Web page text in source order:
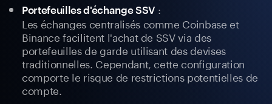
Portefeuilles d'échange SSV :
Les échanges centralisés comme Coinbase et
Binance facilitent l'achat de SSV via des
portefeuilles de garde utilisant des devises
traditionnelles. Cependant, cette configuration
comporte le risque de restrictions potentielles de
compte.